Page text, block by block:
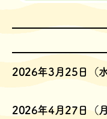
2026年3月25日（水
2026年4月27日（月